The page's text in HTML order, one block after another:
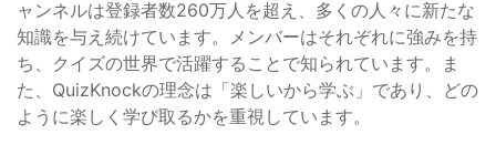
ャンネルは登録者数260万人を超え、多くの人々に新たな
知識を与え続けています。メンバーはそれぞれに強みを持
ち、クイズの世界で活躍することで知られています。ま
た、QuizKnockの理念は「楽しいから学ぶ」であり、どの
ように楽しく学び取るかを重視しています。